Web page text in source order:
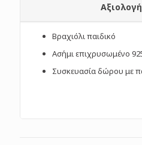
Βραχιόλι παιδικό
Ασήμι επιχρυσωμένο
Συσκευασία δώρου με